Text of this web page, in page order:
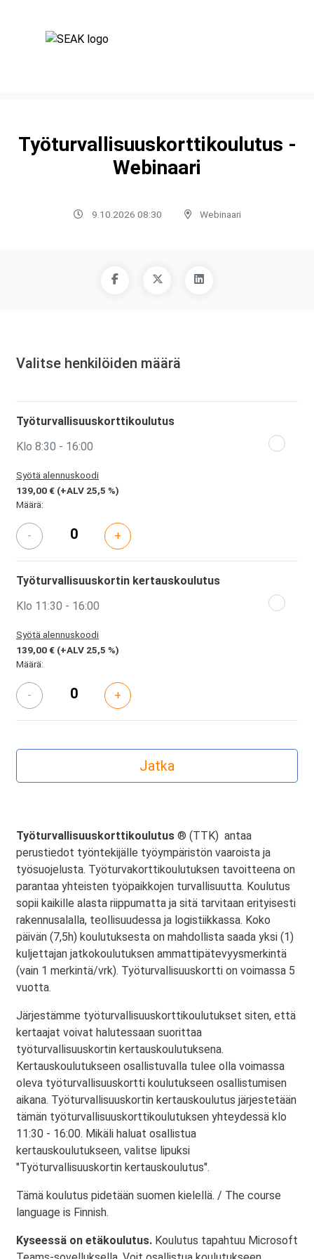
Työturvallisuuskorttikoulutus -
Webinaari
9.10.2026 08:30 Webinaari
Valitse henkilöiden määrä
Työturvallisuuskorttikoulutus
Klo 8:30 - 16:00
Syötä alennuskoodi
139,00 € (+ALV 25,5 %)
Määrä:
- +
Työturvallisuuskortin kertauskoulutus
Klo 11:30 - 16:00
Syötä alennuskoodi
139,00 € (+ALV 25,5 %)
Määrä:
- +
Työturvallisuuskorttikoulutus ® (TTK) antaa
perustiedot työntekijälle työympäristön vaaroista ja
työsuojelusta. Työturvakorttikoulutuksen tavoitteena on
parantaa yhteisten työpaikkojen turvallisuutta. Koulutus
sopii kaikille alasta riippumatta ja sitä tarvitaan erityisesti
rakennusalalla, teollisuudessa ja logistiikkassa. Koko
päivän (7,5h) koulutuksesta on mahdollista saada yksi (1)
kuljettajan jatkokoulutuksen ammattipätevyysmerkintä
(vain 1 merkintä/vrk). Työturvallisuuskortti on voimassa 5
vuotta.
Järjestämme työturvallisuuskorttikoulutukset siten, että
kertaajat voivat halutessaan suorittaa
työturvallisuuskortin kertauskoulutuksena.
Kertauskoulutukseen osallistuvalla tulee olla voimassa
oleva työturvallisuuskortti koulutukseen osallistumisen
aikana. Työturvallisuuskortin kertauskoulutus järjestetään
tämän työturvallisuuskorttikoulutuksen yhteydessä klo
11:30 - 16:00. Mikäli haluat osallistua
kertauskoulutukseen, valitse lipuksi
"Työturvallisuuskortin kertauskoulutus".
Tämä koulutus pidetään suomen kielellä. / The course
language is Finnish.
Kyseessä on etäkoulutus. Koulutus tapahtuu Microsoft